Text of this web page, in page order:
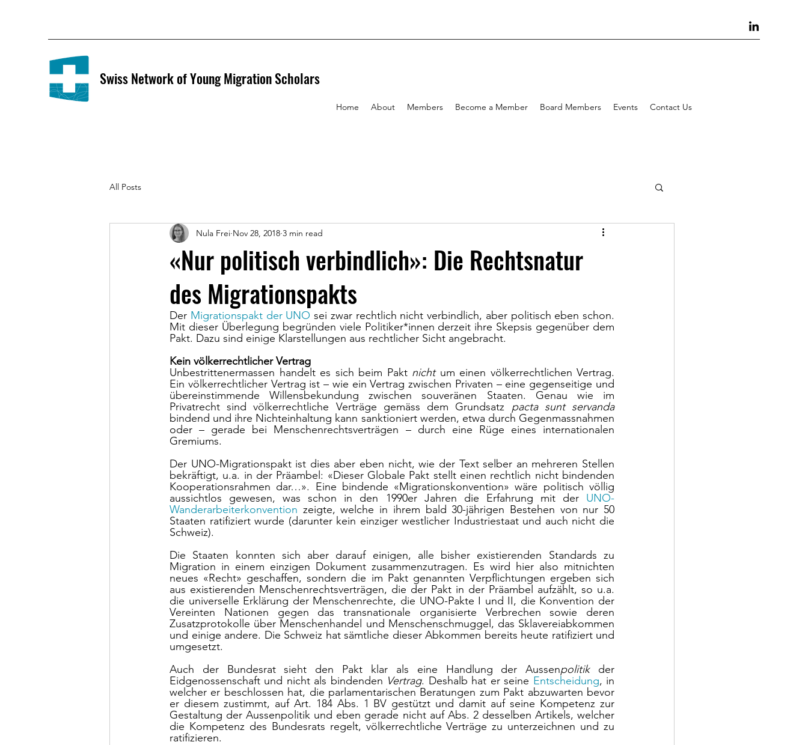
Swiss Network of Young Migration Scholars
Home About Members Become a Member Board Members Events Contact Us
All Posts
«Nur politisch verbindlich»: Die Rechtsnatur
des Migrationspakts
Nula Frei Nov 28, 2018 3 min read
Der Migrationspakt der UNO sei zwar rechtlich nicht verbindlich, aber politisch eben schon.
Mit dieser Überlegung begründen viele Politiker*innen derzeit ihre Skepsis gegenüber dem
Pakt. Dazu sind einige Klarstellungen aus rechtlicher Sicht angebracht.
Kein völkerrechtlicher Vertrag
Unbestrittenermassen handelt es sich beim Pakt nicht um einen völkerrechtlichen Vertrag.
Ein völkerrechtlicher Vertrag ist – wie ein Vertrag zwischen Privaten – eine gegenseitige und
übereinstimmende Willensbekundung zwischen souveränen Staaten. Genau wie im
Privatrecht sind völkerrechtliche Verträge gemäss dem Grundsatz pacta sunt servanda
bindend und ihre Nichteinhaltung kann sanktioniert werden, etwa durch Gegenmassnahmen
oder – gerade bei Menschenrechtsverträgen – durch eine Rüge eines internationalen
Gremiums.
Der UNO-Migrationspakt ist dies aber eben nicht, wie der Text selber an mehreren Stellen
bekräftigt, u.a. in der Präambel: «Dieser Globale Pakt stellt einen rechtlich nicht bindenden
Kooperationsrahmen dar…». Eine bindende «Migrationskonvention» wäre politisch völlig
aussichtlos gewesen, was schon in den 1990er Jahren die Erfahrung mit der UNO-
Wanderarbeiterkonvention zeigte, welche in ihrem bald 30-jährigen Bestehen von nur 50
Staaten ratifiziert wurde (darunter kein einziger westlicher Industriestaat und auch nicht die
Schweiz).
Die Staaten konnten sich aber darauf einigen, alle bisher existierenden Standards zu
Migration in einem einzigen Dokument zusammenzutragen. Es wird hier also mitnichten
neues «Recht» geschaffen, sondern die im Pakt genannten Verpflichtungen ergeben sich
aus existierenden Menschenrechtsverträgen, die der Pakt in der Präambel aufzählt, so u.a.
die universelle Erklärung der Menschenrechte, die UNO-Pakte I und II, die Konvention der
Vereinten Nationen gegen das transnationale organisierte Verbrechen sowie deren
Zusatzprotokolle über Menschenhandel und Menschenschmuggel, das Sklavereiabkommen
und einige andere. Die Schweiz hat sämtliche dieser Abkommen bereits heute ratifiziert und
umgesetzt.
Auch der Bundesrat sieht den Pakt klar als eine Handlung der Aussenpolitik der
Eidgenossenschaft und nicht als bindenden Vertrag. Deshalb hat er seine Entscheidung, in
welcher er beschlossen hat, die parlamentarischen Beratungen zum Pakt abzuwarten bevor
er diesem zustimmt, auf Art. 184 Abs. 1 BV gestützt und damit auf seine Kompetenz zur
Gestaltung der Aussenpolitik und eben gerade nicht auf Abs. 2 desselben Artikels, welcher
die Kompetenz des Bundesrats regelt, völkerrechtliche Verträge zu unterzeichnen und zu
ratifizieren.